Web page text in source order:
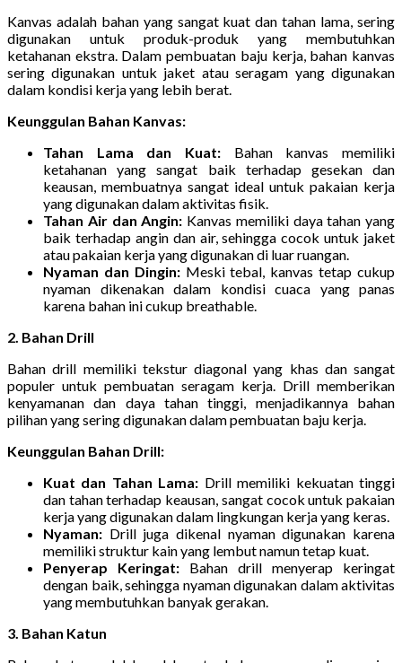
Kanvas adalah bahan yang sangat kuat dan tahan lama, sering
digunakan untuk produk-produk yang membutuhkan
ketahanan ekstra. Dalam pembuatan baju kerja, bahan kanvas
sering digunakan untuk jaket atau seragam yang digunakan
dalam kondisi kerja yang lebih berat.
Keunggulan Bahan Kanvas:
Tahan Lama dan Kuat: Bahan kanvas memiliki
ketahanan yang sangat baik terhadap gesekan dan
keausan, membuatnya sangat ideal untuk pakaian kerja
yang digunakan dalam aktivitas fisik.
Tahan Air dan Angin: Kanvas memiliki daya tahan yang
baik terhadap angin dan air, sehingga cocok untuk jaket
atau pakaian kerja yang digunakan di luar ruangan.
Nyaman dan Dingin:Meski tebal, kanvas tetap cukup
nyaman dikenakan dalam kondisi cuaca yang panas
karena bahan ini cukup breathable.
2. Bahan Drill
Bahan drill memiliki tekstur diagonal yang khas dan sangat
populer untuk pembuatan seragam kerja. Drill memberikan
kenyamanan dan daya tahan tinggi, menjadikannya bahan
pilihan yang sering digunakan dalam pembuatan baju kerja.
Keunggulan Bahan Drill:
Kuat dan Tahan Lama: Drill memiliki kekuatan tinggi
dan tahan terhadap keausan, sangat cocok untuk pakaian
kerja yang digunakan dalam lingkungan kerja yang keras.
Nyaman: Drill juga dikenal nyaman digunakan karena
memiliki struktur kain yang lembut namun tetap kuat.
Penyerap Keringat: Bahan drill menyerap keringat
dengan baik, sehingga nyaman digunakan dalam aktivitas
yang membutuhkan banyak gerakan.
3. Bahan Katun